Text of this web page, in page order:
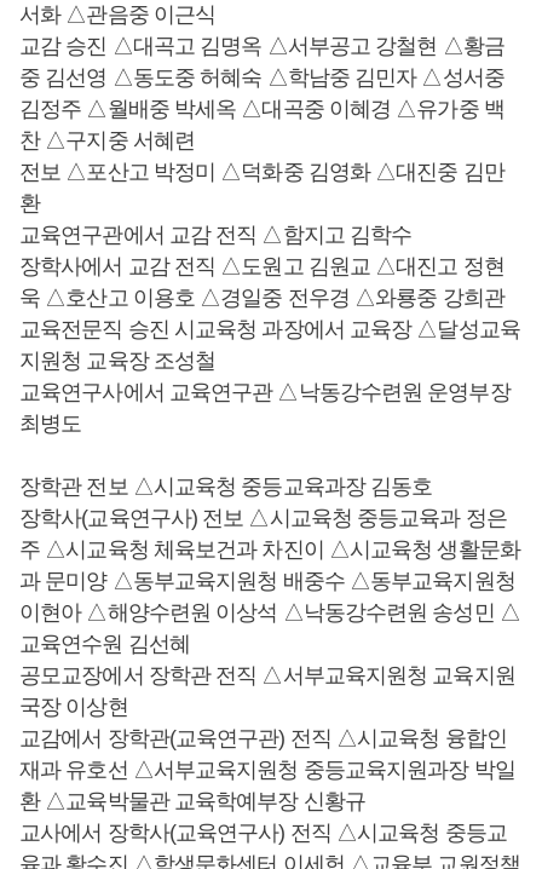
서화 △관음중 이근식
교감 승진 △대곡고 김명옥 △서부공고 강철현 △황금
중 김선영 △동도중 허혜숙 △학남중 김민자 △성서중
김정주 △월배중 박세옥 △대곡중 이혜경 △유가중 백
찬 △구지중 서혜련
전보 △포산고 박정미 △덕화중 김영화 △대진중 김만
환
교육연구관에서 교감 전직 △함지고 김학수
장학사에서 교감 전직 △도원고 김원교 △대진고 정현
욱 △호산고 이용호 △경일중 전우경 △와룡중 강희관
교육전문직 승진 시교육청 과장에서 교육장 △달성교육
지원청 교육장 조성철
교육연구사에서 교육연구관 △낙동강수련원 운영부장
최병도
장학관 전보 △시교육청 중등교육과장 김동호
장학사(교육연구사) 전보 △시교육청 중등교육과 정은
주 △시교육청 체육보건과 차진이 △시교육청 생활문화
과 문미양 △동부교육지원청 배중수 △동부교육지원청
이현아 △해양수련원 이상석 △낙동강수련원 송성민 △
교육연수원 김선혜
공모교장에서 장학관 전직 △서부교육지원청 교육지원
국장 이상현
교감에서 장학관(교육연구관) 전직 △시교육청 융합인
재과 유호선 △서부교육지원청 중등교육지원과장 박일
환 △교육박물관 교육학예부장 신황규
교사에서 장학사(교육연구사) 전직 △시교육청 중등교
육과 황수진 △학생문화센터 이세헌 △교육부 교원정책